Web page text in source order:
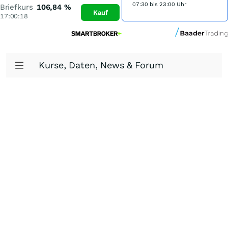
Briefkurs
17:00:18
106,84 %
Kauf
07:30 bis 23:00 Uhr
Kurse, Daten, News & Forum